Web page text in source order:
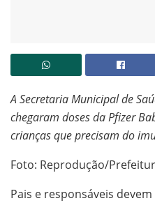
A Secretaria Municipal de
chegaram doses da Pfizer
crianças que precisam do
Foto: Reprodução/
Pais e responsáveis